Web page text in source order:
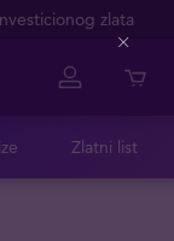
zlata
Zlatni list
Close